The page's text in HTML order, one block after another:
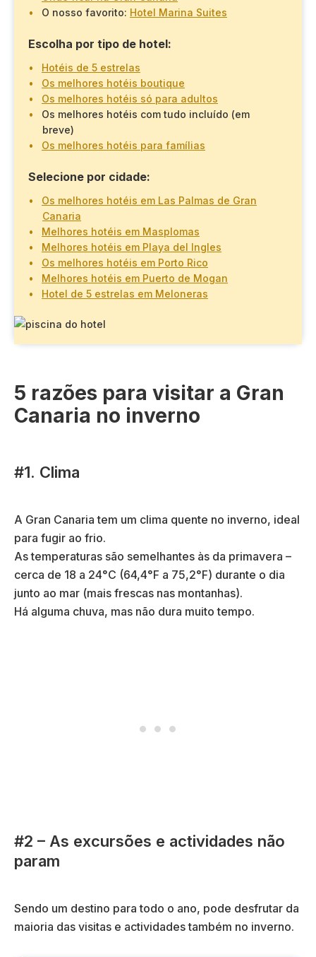
O nosso favorito: Hotel Marina Suites
Escolha por tipo de hotel:
Hotéis de 5 estrelas
Os melhores hotéis boutique
Os melhores hotéis só para adultos
Os melhores hotéis com tudo incluído (em
breve)
Os melhores hotéis para famílias
Selecione por cidade:
Os melhores hotéis em Las Palmas de Gran
Canaria
Melhores hotéis em Masplomas
Melhores hotéis em Playa del Ingles
Os melhores hotéis em Porto Rico
Melhores hotéis em Puerto de Mogan
Hotel de 5 estrelas em Meloneras
5 razões para visitar a Gran
Canaria no inverno
#1. Clima
A Gran Canaria tem um clima quente no inverno, ideal
para fugir ao frio.
As temperaturas são semelhantes às da primavera –
cerca de 18 a 24°C (64,4°F a 75,2°F) durante o dia
junto ao mar (mais frescas nas montanhas).
Há alguma chuva, mas não dura muito tempo.
#2 – As excursões e actividades não
param
Sendo um destino para todo o ano, pode desfrutar da
maioria das visitas e actividades também no inverno.